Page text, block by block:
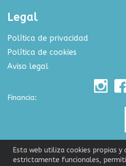
Legal
Política de privacidad
Política de cookies
Aviso legal
Financia:
Esta web utiliza cookies propias y
estrictamente funcionales,